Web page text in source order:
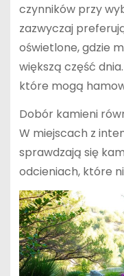
czynników przy
zazwyczaj
oświetlone, gdzie
większą część
które mogą
Dobór kamieni
W miejscach z
sprawdzają się
odcieniach, które